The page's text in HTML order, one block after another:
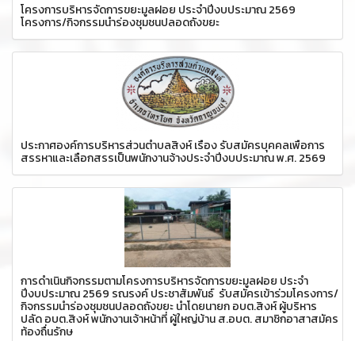
โครงการบริหารจัดการขยะมูลฝอย ประจำปีงบประมาณ 2569
โครงการ/กิจกรรมนำร่องชุมชนปลอดถังขยะ
ประกาศองค์การบริหารส่วนตำบลสิงห์ เรื่อง รับสมัครบุคคลเพื่อการ
สรรหาและเลือกสรรเป็นพนักงานจ้างประจำปีงบประมาณ พ.ศ. 2569
การดำเนินกิจกรรมตามโครงการบริหารจัดการขยะมูลฝอย ประจำ
ปีงบประมาณ 2569 รณรงค์ ประชาสัมพันธ์ รับสมัครเข้าร่วมโครงการ/
กิจกรรมนำร่องชุมชนปลอดถังขยะ นำโดยนายก อบต.สิงห์ ผู้บริหาร
ปลัด อบต.สิงห์ พนักงานเจ้าหน้าที่ ผู้ใหญ่บ้าน ส.อบต. สมาชิกอาสาสมัคร
ท้องถื่นรักษ